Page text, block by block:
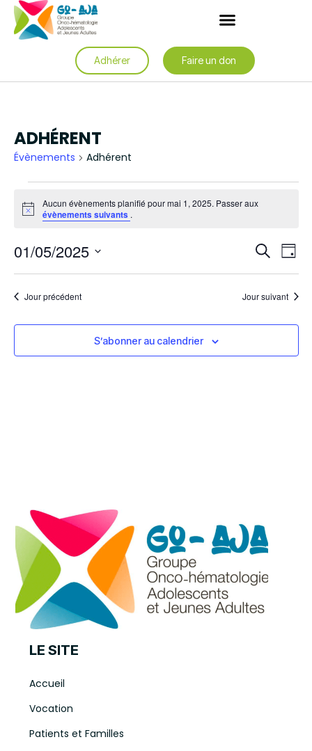
Adhérer Faire un don
ADHÉRENT
Évènements Adhérent
Notice
Aucun évènements planifié pour mai 1, 2025. Passer aux
évènements suivants .
et
de
Recherche
Jour
01/05/2025
une
date.Jour précédent Jour suivant
S’abonner au calendrier
LE SITE
Accueil
Vocation
Patients et Familles